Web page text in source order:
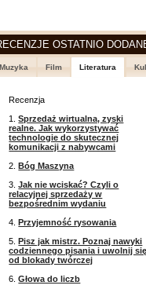
OSTATNIO
Muzyka Film Literatura
Recenzja
1.Sprzedaż wirtualna, zyski
realne. Jak wykorzystywać
technologie do skutecznej
komunikacji z nabywcami
2.Bóg Maszyna
3.Jak nie wciskać? Czyli o
relacyjnej sprzedaży w
bezpośrednim wydaniu
4.Przyjemność rysowania
5.Pisz jak mistrz. Poznaj nawyki
codziennego pisania i uwolnij się
od blokady twórczej
6.Głowa do liczb